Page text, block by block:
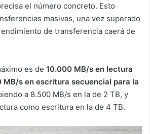
el número concreto. Esto
masivas, una vez superado
de transferencia caerá de
es de 10.000 MB/s en lectura
s en escritura secuencial para la
a 8.500 MB/s en la de 2 TB, y
como escritura en la de 4 TB.